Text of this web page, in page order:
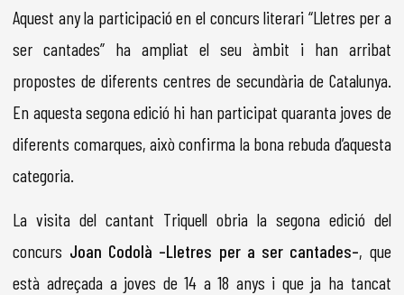
Aquest any la participació en el concurs literari “Lletres per a
ser cantades” ha ampliat el seu àmbit i han arribat
propostes de diferents centres de secundària de Catalunya.
En aquesta segona edició hi han participat quaranta joves de
diferents comarques, això confirma la bona rebuda d’aquesta
categoria.
La visita del cantant Triquell obria la segona edició del
concurs Joan Codolà –Lletres per a ser cantades–, que
està adreçada a joves de 14 a 18 anys i que ja ha tancat